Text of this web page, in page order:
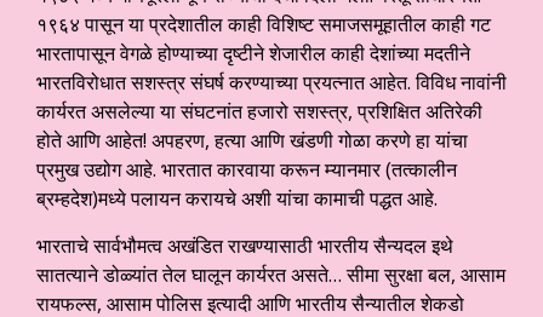
१९६४ पासून या प्रदेशातील काही विशिष्ट समाजसमूहातील काही गट
भारतापासून वेगळे होण्याच्या दृष्टीने शेजारील काही देशांच्या मदतीने
भारतविरोधात सशस्त्र संघर्ष करण्याच्या प्रयत्नात आहेत. विविध नावांनी
कार्यरत असलेल्या या संघटनांत हजारो सशस्त्र, प्रशिक्षित अतिरेकी
होते आणि आहेत! अपहरण, हत्या आणि खंडणी गोळा करणे हा यांचा
प्रमुख उद्योग आहे. भारतात कारवाया करून म्यानमार (तत्कालीन
ब्रम्हदेश)मध्ये पलायन करायचे अशी यांचा कामाची पद्धत आहे.
भारताचे सार्वभौमत्व अखंडित राखण्यासाठी भारतीय सैन्यदल इथे
सातत्याने डोळ्यांत तेल घालून कार्यरत असते… सीमा सुरक्षा बल, आसाम
रायफल्स, आसाम पोलिस इत्यादी आणि भारतीय सैन्यातील शेकडो